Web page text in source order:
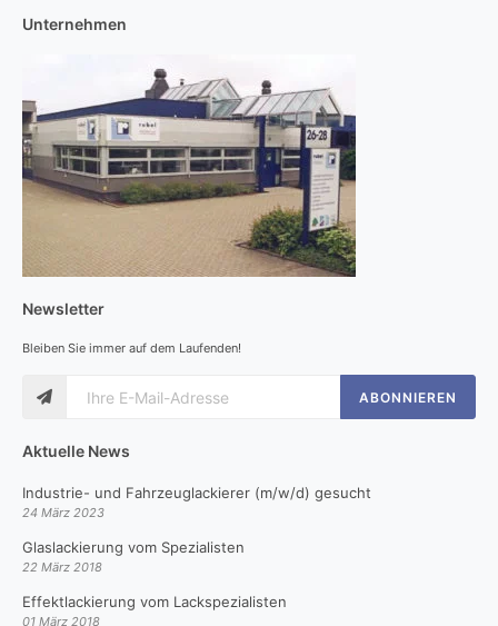
Unternehmen
Newsletter
Bleiben Sie immer auf dem Laufenden!
ABONNIEREN
Aktuelle News
Industrie- und Fahrzeuglackierer (m/w/d) gesucht
24 März 2023
Glaslackierung vom Spezialisten
22 März 2018
Effektlackierung vom Lackspezialisten
01 März 2018